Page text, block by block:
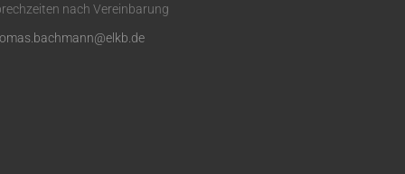
nach Vereinbarung